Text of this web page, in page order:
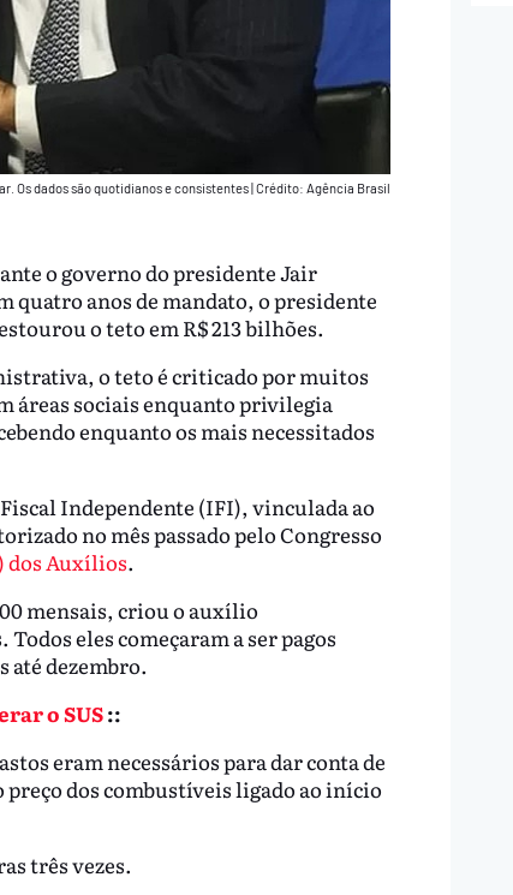
Os dados são quotidianos e consistentes|Crédito: Agência Brasil
o governo do presidente Jair
quatro anos de mandato, o presidente
o teto em R$ 213 bilhões.
o teto é criticado por muitos
áreas sociais enquanto privilegia
enquanto os mais necessitados
Independente (IFI), vinculada ao
no mês passado pelo Congresso
dos Auxílios.
mensais, criou o auxílio
eles começaram a ser pagos
até dezembro.
o SUS::
eram necessários para dar conta de
dos combustíveis ligado ao início
três vezes.